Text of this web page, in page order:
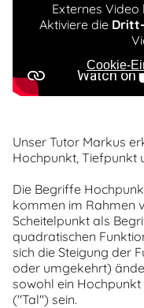
Externes
Aktiviere die
Cookie-
Unser Tutor Markus
Hochpunkt, Tiefpunkt
Die Begriffe
kommen im Rahmen
Scheitelpunkt als
quadratischen
sich die Steigung der
oder umgekehrt)
sowohl ein
("Tal") sein.